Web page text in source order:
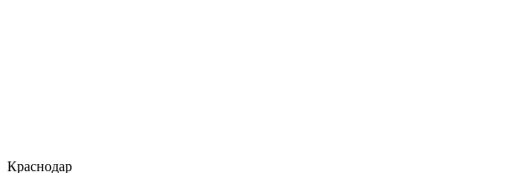
Краснодар